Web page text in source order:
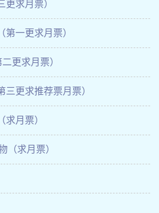
更求月票）
第一更求月票）
更求月票）
三更求推荐票月票）
求月票）
（求月票）